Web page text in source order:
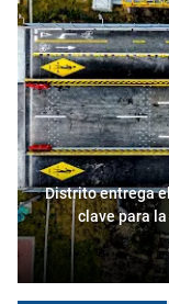
Distrito entrega
clave para